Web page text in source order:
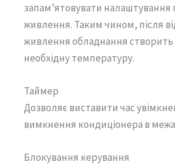
запам’ятовувати налаштування
живлення. Таким чином, після
живлення обладнання створить
необхідну температуру.
Таймер
Дозволяє виставити час
вимкнення кондиціонера в
Блокування керування